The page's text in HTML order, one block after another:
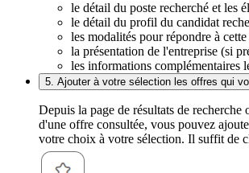
le détail du poste recherché et les
le détail du profil du candidat
les modalités pour répondre à
la présentation de l'entreprise (si
les informations complémentaires
5. Ajouter à votre sélection les offres qui
Depuis la page de résultats de recherche
d'une offre consultée, vous pouvez
votre choix à votre sélection. Il suffit de